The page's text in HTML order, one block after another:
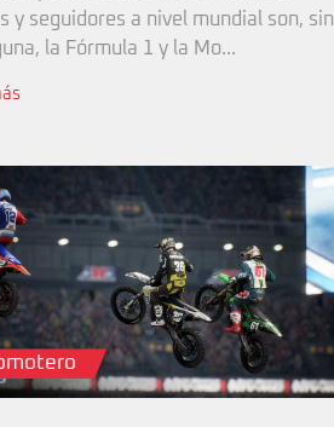
y seguidores a nivel mundial son, sin
la Fórmula 1 y la Mo...